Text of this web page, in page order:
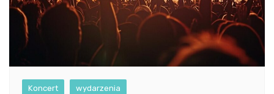
Koncert wydarzenia